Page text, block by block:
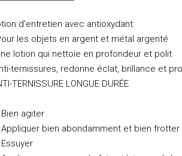
d'entretien avec antioxydant:
les objets en argent et métal argenté
lotion qui nettoie en profondeur et polit
ternissures, redonne éclat, brillance et
TERNISSURE LONGUE DURÉE
Bien agiter
Appliquer bien abondamment et bien frotter